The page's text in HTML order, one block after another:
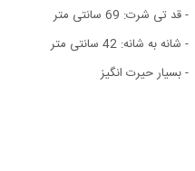
- قد تی شرت: 69 سانتی متر
- شانه به شانه: 42 سانتی متر
- بسیار حیرت انگیز